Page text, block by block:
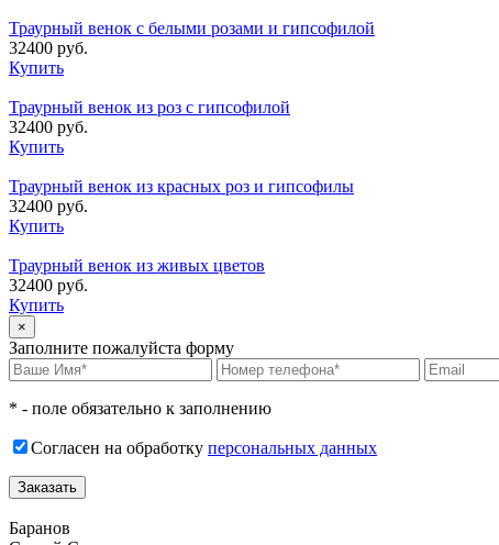
Траурный венок с белыми розами и гипсофилой
32400 руб.
Купить
Траурный венок из роз с гипсофилой
32400 руб.
Купить
Траурный венок из красных роз и гипсофилы
32400 руб.
Купить
Траурный венок из живых цветов
32400 руб.
Купить
×
Заполните пожалуйста форму
* - поле обязательно к заполнению
Согласен на обработку персональных данных
Баранов